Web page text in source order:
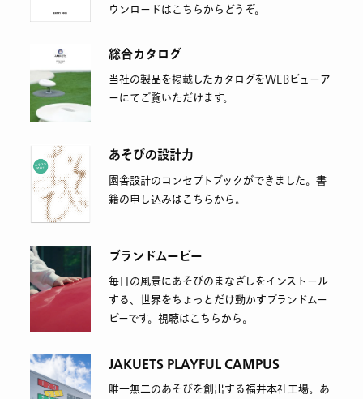
ウンロードはこちらからどうぞ。
総合カタログ
当社の製品を掲載したカタログをWEBビューア
ーにてご覧いただけます。
あそびの設計力
園舎設計のコンセプトブックができました。書
籍の申し込みはこちらから。
ブランドムービー
毎日の風景にあそびのまなざしをインストール
する、世界をちょっとだけ動かすブランドムー
ビーです。視聴はこちらから。
JAKUETS PLAYFUL CAMPUS
唯一無二のあそびを創出する福井本社工場。あ